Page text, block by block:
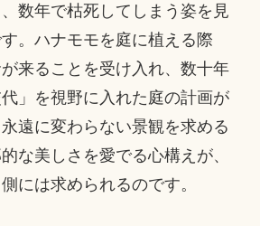
数年で枯死してしまう姿を見
。ハナモモを庭に植える際
来ることを受け入れ、数十年
」を視野に入れた庭の計画が
遠に変わらない景観を求める
な美しさを愛でる心構えが、
には求められるのです。